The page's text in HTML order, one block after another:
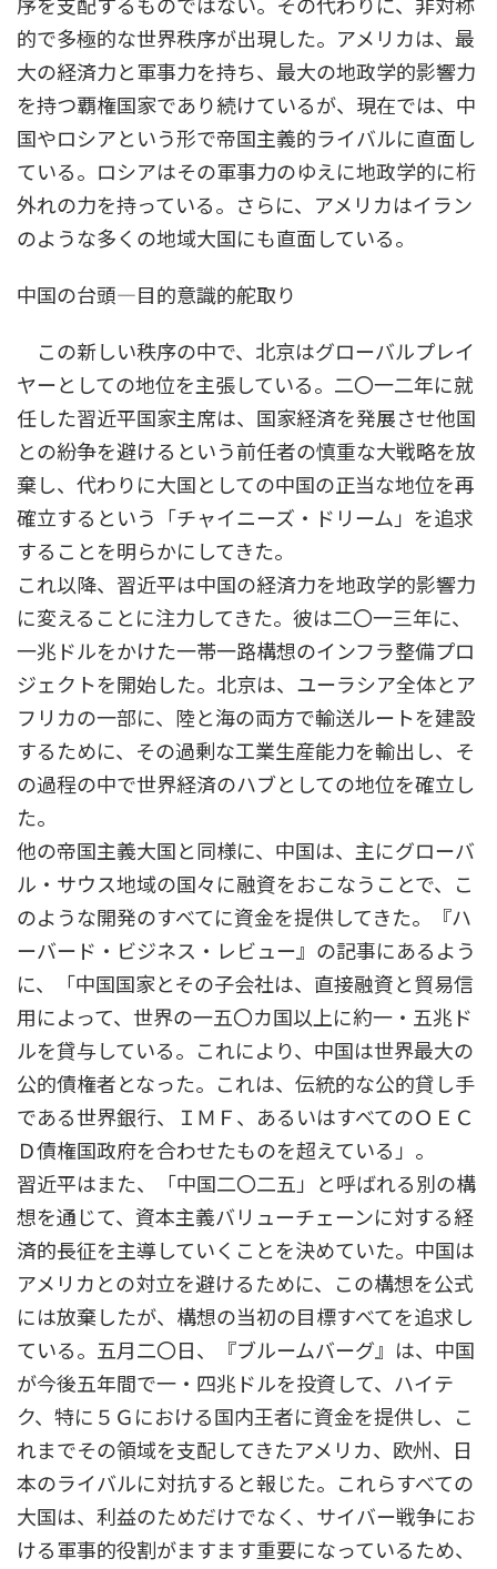
序を支配するものではない。その代わりに、非対称
的で多極的な世界秩序が出現した。アメリカは、最
大の経済力と軍事力を持ち、最大の地政学的影響力
を持つ覇権国家であり続けているが、現在では、中
国やロシアという形で帝国主義的ライバルに直面し
ている。ロシアはその軍事力のゆえに地政学的に桁
外れの力を持っている。さらに、アメリカはイラン
のような多くの地域大国にも直面している。
中国の台頭―目的意識的舵取り
この新しい秩序の中で、北京はグローバルプレイ
ヤーとしての地位を主張している。二〇一二年に就
任した習近平国家主席は、国家経済を発展させ他国
との紛争を避けるという前任者の慎重な大戦略を放
棄し、代わりに大国としての中国の正当な地位を再
確立するという「チャイニーズ・ドリーム」を追求
することを明らかにしてきた。
これ以降、習近平は中国の経済力を地政学的影響力
に変えることに注力してきた。彼は二〇一三年に、
一兆ドルをかけた一帯一路構想のインフラ整備プロ
ジェクトを開始した。北京は、ユーラシア全体とア
フリカの一部に、陸と海の両方で輸送ルートを建設
するために、その過剰な工業生産能力を輸出し、そ
の過程の中で世界経済のハブとしての地位を確立し
た。
他の帝国主義大国と同様に、中国は、主にグローバ
ル・サウス地域の国々に融資をおこなうことで、こ
のような開発のすべてに資金を提供してきた。『ハ
ーバード・ビジネス・レビュー』の記事にあるよう
に、「中国国家とその子会社は、直接融資と貿易信
用によって、世界の一五〇カ国以上に約一・五兆ド
ルを貸与している。これにより、中国は世界最大の
公的債権者となった。これは、伝統的な公的貸し手
である世界銀行、ＩＭＦ、あるいはすべてのＯＥＣ
Ｄ債権国政府を合わせたものを超えている」。
習近平はまた、「中国二〇二五」と呼ばれる別の構
想を通じて、資本主義バリューチェーンに対する経
済的長征を主導していくことを決めていた。中国は
アメリカとの対立を避けるために、この構想を公式
には放棄したが、構想の当初の目標すべてを追求し
ている。五月二〇日、『ブルームバーグ』は、中国
が今後五年間で一・四兆ドルを投資して、ハイテ
ク、特に５Ｇにおける国内王者に資金を提供し、こ
れまでその領域を支配してきたアメリカ、欧州、日
本のライバルに対抗すると報じた。これらすべての
大国は、利益のためだけでなく、サイバー戦争にお
ける軍事的役割がますます重要になっているため、